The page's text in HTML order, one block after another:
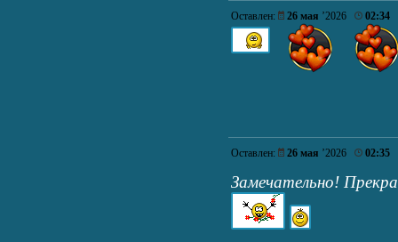
Оставлен: 26 мая ’2026 02:34
Оставлен: 26 мая ’2026 02:35
Замечательно!